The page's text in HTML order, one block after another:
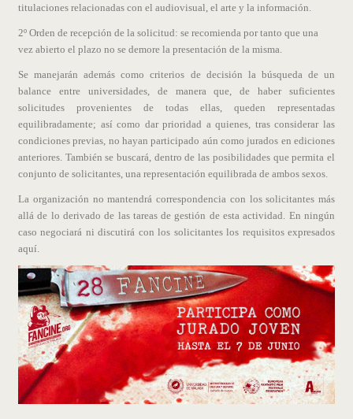
titulaciones relacionadas con el audiovisual, el arte y la información.
2º Orden de recepción de la solicitud: se recomienda por tanto que una
vez abierto el plazo no se demore la presentación de la misma.
Se manejarán además como criterios de decisión la búsqueda de un
balance entre universidades, de manera que, de haber suficientes
solicitudes provenientes de todas ellas, queden representadas
equilibradamente; así como dar prioridad a quienes, tras considerar las
condiciones previas, no hayan participado aún como jurados en ediciones
anteriores. También se buscará, dentro de las posibilidades que permita el
conjunto de solicitantes, una representación equilibrada de ambos sexos.
La organización no mantendrá correspondencia con los solicitantes más
allá de lo derivado de las tareas de gestión de esta actividad. En ningún
caso negociará ni discutirá con los solicitantes los requisitos expresados
aquí.